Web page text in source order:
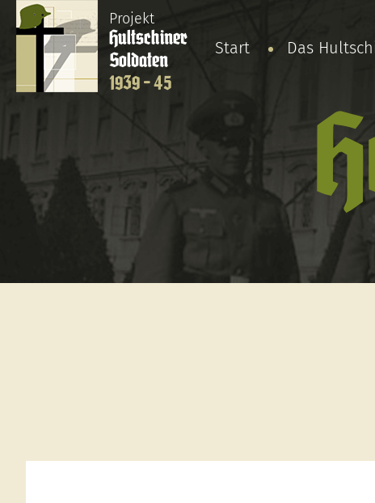
Projekt
Hultschiner
Soldaten
1939 - 45
Start Das